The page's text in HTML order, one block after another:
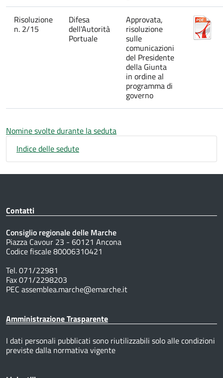
Risoluzione
n. 2/15
Difesa
dell'Autorità
Portuale
Approvata,
risoluzione
sulle
comunicazioni
del Presidente
della Giunta
in ordine al
programma di
governo
Nomine svolte durante la seduta
Indice delle sedute
Contatti
Consiglio regionale delle Marche
Piazza Cavour 23 - 60121 Ancona
Codice fiscale 80006310421
Tel. 071/22981
Fax 071/2298203
PEC assemblea.marche@emarche.it
Amministrazione Trasparente
I dati personali pubblicati sono riutilizzabili solo alle condizioni
previste dalla normativa vigente